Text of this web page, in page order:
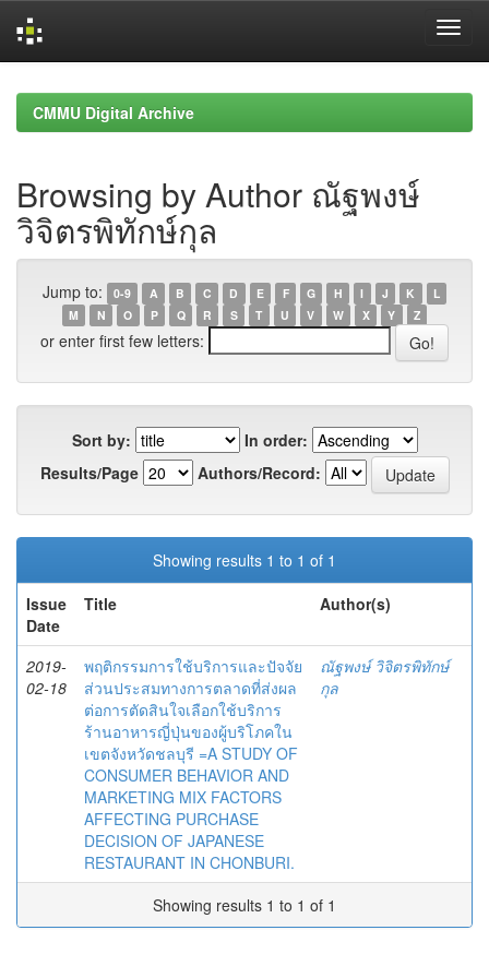
navigationCMMU Digital Archive
Browsing by Author ณัฐพงษ์
วิจิตรพิทักษ์กุล
Jump to: 0-9 A B C D E F G H I J K
L
M
N O P Q R S T U V W X Y Z
or enter first few letters:
Sort by:
In order:
Results/Page
Authors/Record:
Showing results 1 to 1 of 1
Issue
Date
Title Author(s)
2019-
02-18
พฤติกรรมการใช้บริการและปัจจัย
ส่วนประสมทางการตลาดที่ส่งผล
ต่อการตัดสินใจเลือกใช้บริการ
ร้านอาหารญี่ปุ่นของผู้บริโภคใน
เขตจังหวัดชลบุรี =A STUDY OF
CONSUMER BEHAVIOR AND
MARKETING MIX FACTORS
AFFECTING PURCHASE
DECISION OF JAPANESE
RESTAURANT IN CHONBURI.
ณัฐพงษ์ วิจิตรพิทักษ์
กุล
Showing results 1 to 1 of 1